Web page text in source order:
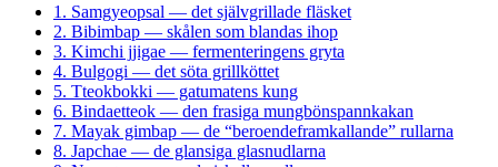
1. Samgyeopsal — det självgrillade fläsket
2. Bibimbap — skålen som blandas ihop
3. Kimchi jjigae — fermenteringens gryta
4. Bulgogi — det söta grillköttet
5. Tteokbokki — gatumatens kung
6. Bindaetteok — den frasiga mungbönspannkakan
7. Mayak gimbap — de “beroendeframkallande” rullarna
8. Japchae — de glansiga glasnudlarna